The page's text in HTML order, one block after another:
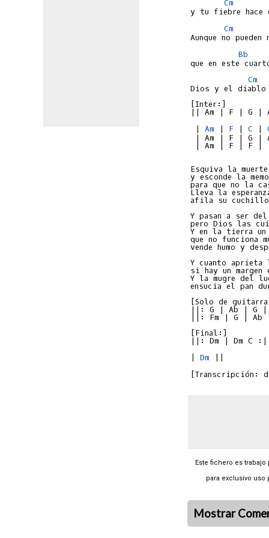
Cm
Cm
Bb
Cm
Dios y el diablo
[Inter:]
| Am | F | C |
| Am | F | G |
| Am | F | F |
Esquiva la muerte
y esconde la
para que no la
Lleva la
afila su
Y pasan a ser
pero Dios las
Y en la tierra un
que no funciona
vende humo y
Y cuanto
si hay un
Y la mugre del
ensucia el pan
[Solo de
||: G | Ab | G
||: Fm | G |
[Final:]
Dm
Este fichero es
para exclusivo
Mostrar